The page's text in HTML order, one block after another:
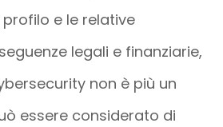
e le relative
legali e finanziarie,
non è più un
essere considerato di